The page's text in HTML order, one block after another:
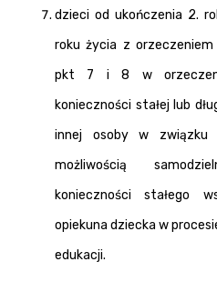
dzieci od ukończenia 2.
roku życia z
pkt 7 i 8 w orzeczeniu
konieczności stałej lub
innej osoby w związku
możliwością
konieczności stałego
opiekuna dziecka w
edukacji.